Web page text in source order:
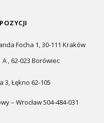
Focha 1, 30-111 Kraków
, 62-023 Borówiec
3, Łękno 62-105
– Wrocław 504-484-031